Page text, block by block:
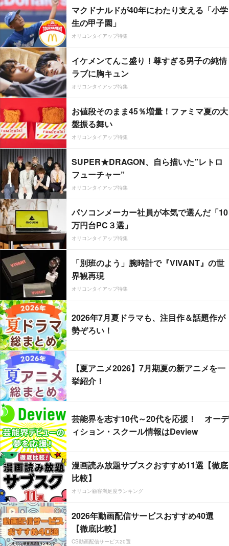
マクドナルドが40年にわたり支える「小学
生の甲子園」
オリコンタイアップ特集
イケメンてんこ盛り！尊すぎる男子の純情
ラブに胸キュン
オリコンタイアップ特集
お値段そのまま45％増量！ファミマ夏の大
盤振る舞い
オリコンタイアップ特集
SUPER★DRAGON、自ら描いた”レトロ
フューチャー”
オリコンタイアップ特集
パソコンメーカー社員が本気で選んだ「10
万円台PC３選」
オリコンタイアップ特集
「別班のよう」腕時計で『VIVANT』の世
界観再現
オリコンタイアップ特集
2026年7月夏ドラマも、注目作＆話題作が
勢ぞろい！
【夏アニメ2026】7月期夏の新アニメを一
挙紹介！
芸能界を志す10代～20代を応援！ オーデ
ィション・スクール情報はDeview
漫画読み放題サブスクおすすめ11選【徹底
比較】
オリコン顧客満足度ランキング
2026年動画配信サービスおすすめ40選
【徹底比較】
CS動画配信サービス20選